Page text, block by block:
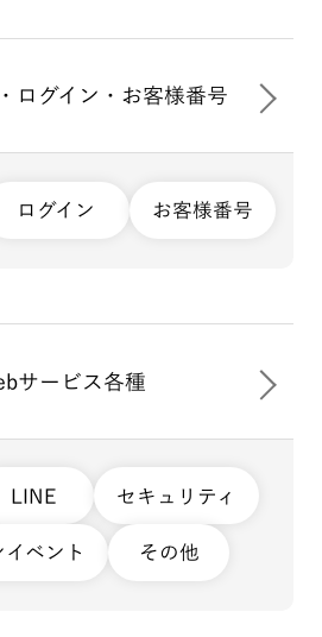
ログイン・お客様番号
ログイン お客様番号
サービス各種
LINE セキュリティ
ベント その他